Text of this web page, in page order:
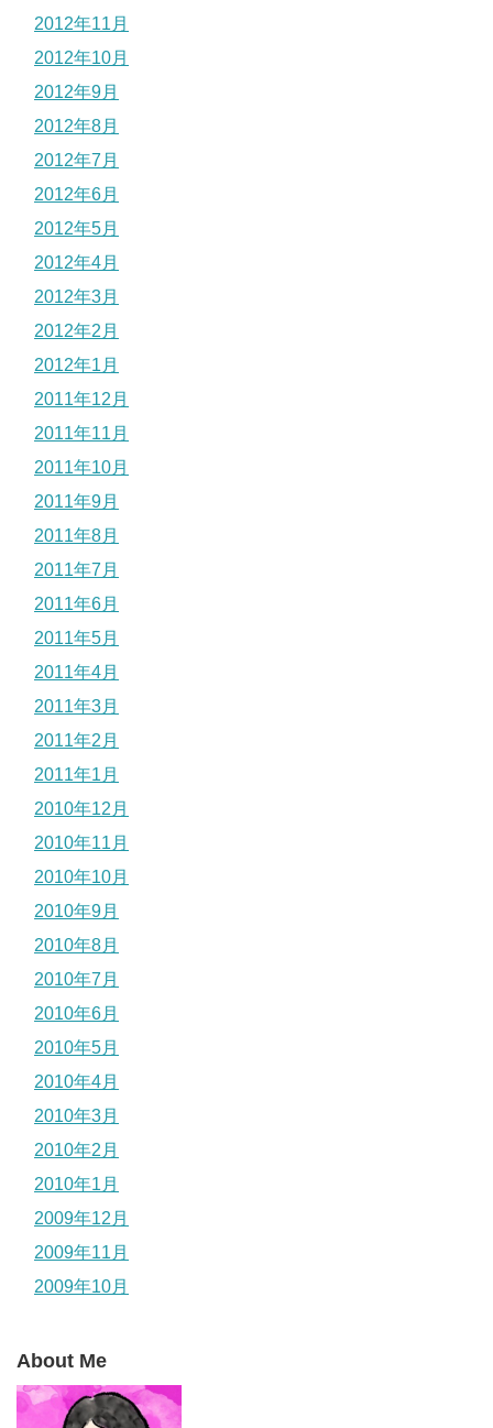
2012年11月
2012年10月
2012年9月
2012年8月
2012年7月
2012年6月
2012年5月
2012年4月
2012年3月
2012年2月
2012年1月
2011年12月
2011年11月
2011年10月
2011年9月
2011年8月
2011年7月
2011年6月
2011年5月
2011年4月
2011年3月
2011年2月
2011年1月
2010年12月
2010年11月
2010年10月
2010年9月
2010年8月
2010年7月
2010年6月
2010年5月
2010年4月
2010年3月
2010年2月
2010年1月
2009年12月
2009年11月
2009年10月
About Me